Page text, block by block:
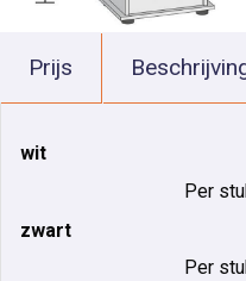
Prijs
wit
Per
zwart
Per